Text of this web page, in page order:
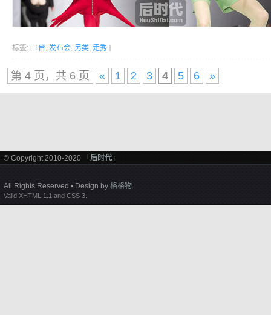
标签: [ T台, 发布会, 另类, 走秀 ]
第 4 页，共 6 页 « 1 2 3 4 5 6 »
© Copyright 2010-2020 「 后时代 」
All Rights Reserved • Design by 格格物.
Valid XHTML 1.1 and CSS 3.